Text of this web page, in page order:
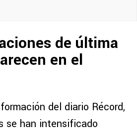
de última
en el
del diario Récord,
se han intensificado